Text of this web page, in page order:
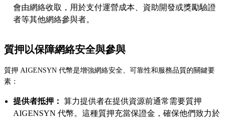
會由網絡收取，用於支付運營成本、資助開發或獎勵驗證
者等其他網絡參與者。
質押以保障網絡安全與參與
質押 AIGENSYN 代幣是增強網絡安全、可靠性和服務品質的關鍵要
素：
提供者抵押： 算力提供者在提供資源前通常需要質押
AIGENSYN 代幣。這種質押充當保證金，確保他們致力於